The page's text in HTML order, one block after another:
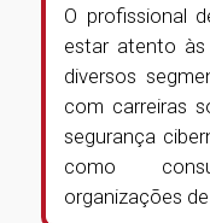
O profissional
estar atento
diversos
com carreiras
segurança
como
organizações